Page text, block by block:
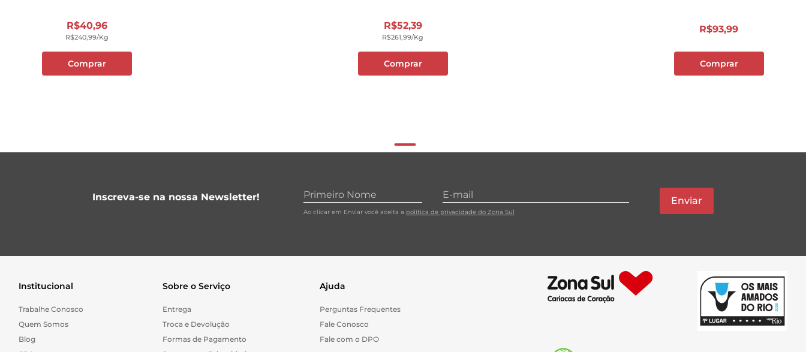
R$40,96
R$240,99/kg
Comprar
R$52,39
R$261,99/kg
Comprar
R$93,99
Comprar
Inscreva-se na nossa Newsletter!
Ao clicar em Enviar você aceita a política de privacidade do Zona Sul
Enviar
Institucional
Trabalhe Conosco
Quem Somos
Blog
Sobre o Serviço
Entrega
Troca e Devolução
Formas de Pagamento
Ajuda
Perguntas Frequentes
Fale Conosco
Fale com o DPO